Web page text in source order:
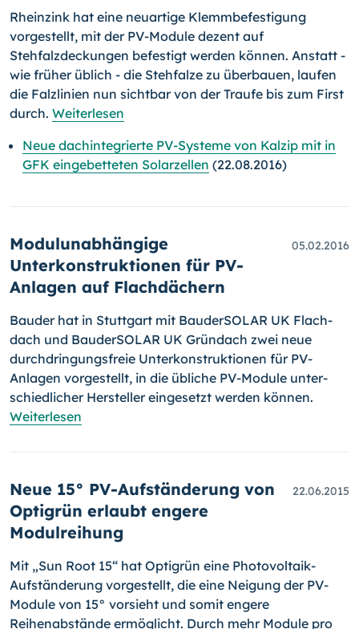
Rheinzink hat eine neuartige Klemmbefestigung
vorgestellt, mit der PV-Mo­dule dezent auf
Stehfalzdeckungen befestigt werden können. Anstatt -
wie früher üblich - die Stehfalze zu überbauen, laufen
die Falzlinien nun sicht­bar von der Traufe bis zum First
durch. Weiterlesen
Neue dachintegrierte PV-Systeme von Kalzip mit in
GFK eingebetteten Solarzellen (22.08.2016)
Modulunabhängige
Unterkonstruktionen für PV-
Anlagen auf Flachdächern
05.02.2016
Bauder hat in Stuttgart mit BauderSOLAR UK Flach­
dach und Bauder­SOLAR UK Gründach zwei neue
durchdringungsfreie Unterkonstruktio­nen für PV-
Anlagen vorgestellt, in die übliche PV-Module unter­
schied­licher Hersteller eingesetzt werden können.
Weiterlesen
Neue 15° PV-Aufständerung von
Optigrün erlaubt engere
Modulreihung
22.06.2015
Mit „Sun Root 15“ hat Optigrün eine Photovoltaik-
Aufständerung vorge­stellt, die eine Neigung der PV-
Module von 15° vorsieht und somit en­gere
Reihenabstände ermöglicht. Durch mehr Module pro